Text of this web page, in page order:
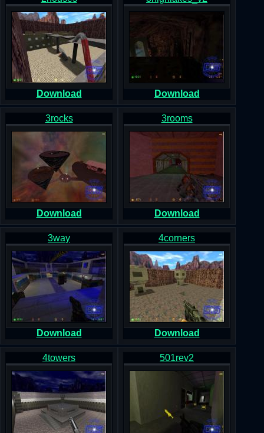
Download Download
3rocks
Download
3rooms
Download
3way
Download
4corners
Download
4towers 501rev2